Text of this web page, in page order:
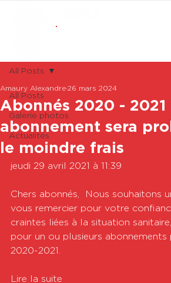
All Posts
Galerie photos
Actualités
All Posts
Abonnés 2020 - 2021
abonnement sera
le moindre frais
Amaury Alexandre 26 mars 2024
jeudi 29 avril 2021 à 11:39
Chers abonnés,  Nous souhaitons
vous remercier pour votre
craintes liées à la situation
pour un ou plusieurs abonnements
2020-2021.
Lire la suite